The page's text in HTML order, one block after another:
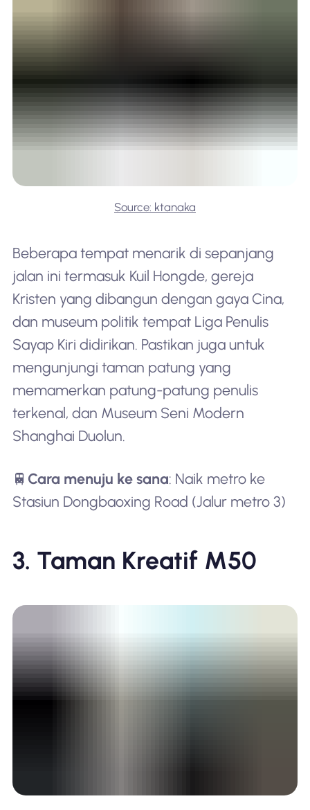
Source: ktanaka
Beberapa tempat menarik di sepanjang
jalan ini termasuk Kuil Hongde, gereja
Kristen yang dibangun dengan gaya Cina,
dan museum politik tempat Liga Penulis
Sayap Kiri didirikan. Pastikan juga untuk
mengunjungi taman patung yang
memamerkan patung-patung penulis
terkenal, dan Museum Seni Modern
Shanghai Duolun.
🚆 Cara menuju ke sana: Naik metro ke
Stasiun Dongbaoxing Road (Jalur metro 3)
3. Taman Kreatif M50